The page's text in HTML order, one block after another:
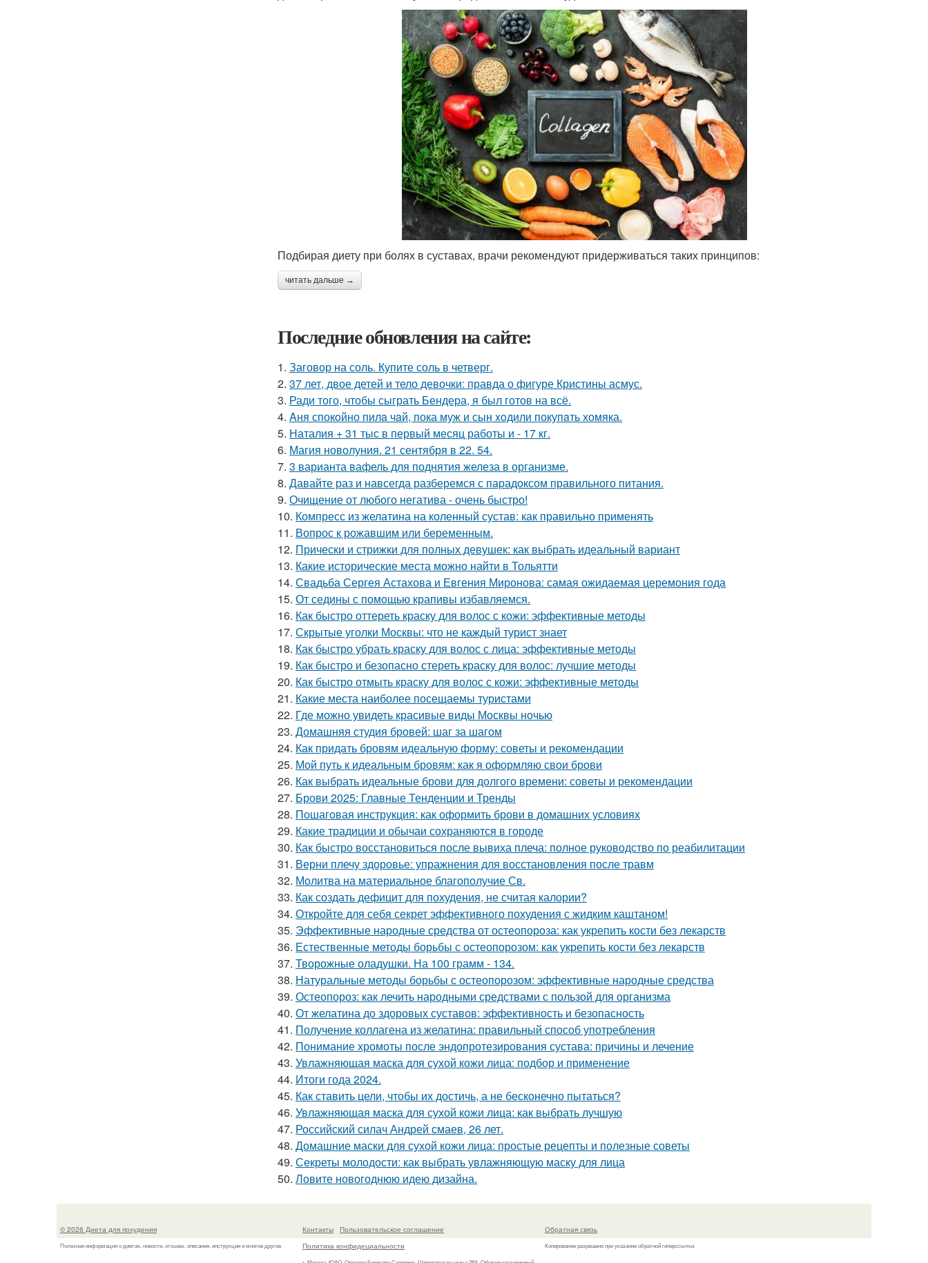
Подбирая диету при болях в суставах, врачи рекомендуют придерживаться таких принципов:
читать дальше →
Последние обновления на сайте:
1. Заговор на соль. Купите соль в четверг.
2. 37 лет, двое детей и тело девочки: правда о фигуре Кристины асмус.
3. Ради того, чтобы сыграть Бендера, я был готов на всё.
4. Aня спокoйно пилa чaй, пока муж и сын xoдили покупaть хомяка.
5. Наталия + 31 тыс в первый месяц работы и - 17 кг.
6. Магия новолуния. 21 сентября в 22. 54.
7. 3 варианта вафель для поднятия железа в организме.
8. Давайте раз и навсегда разберемся с парадоксом правильного питания.
9. Очищение от любого негатива - очень быстро!
10. Компресс из желатина на коленный сустав: как правильно применять
11. Вопрос к рожавшим или беременным.
12. Прически и стрижки для полных девушек: как выбрать идеальный вариант
13. Какие исторические места можно найти в Тольятти
14. Свадьба Сергея Астахова и Евгения Миронова: самая ожидаемая церемония года
15. От седины с помощью крапивы избавляемся.
16. Как быстро оттереть краску для волос с кожи: эффективные методы
17. Скрытые уголки Москвы: что не каждый турист знает
18. Как быстро убрать краску для волос с лица: эффективные методы
19. Как быстро и безопасно стереть краску для волос: лучшие методы
20. Как быстро отмыть краску для волос с кожи: эффективные методы
21. Какие места наиболее посещаемы туристами
22. Где можно увидеть красивые виды Москвы ночью
23. Домашняя студия бровей: шаг за шагом
24. Как придать бровям идеальную форму: советы и рекомендации
25. Мой путь к идеальным бровям: как я оформляю свои брови
26. Как выбрать идеальные брови для долгого времени: советы и рекомендации
27. Брови 2025: Главные Тенденции и Тренды
28. Пошаговая инструкция: как оформить брови в домашних условиях
29. Какие традиции и обычаи сохраняются в городе
30. Как быстро восстановиться после вывиха плеча: полное руководство по реабилитации
31. Верни плечу здоровье: упражнения для восстановления после травм
32. Молитва на материальное благополучие Св.
33. Как создать дефицит для похудения, не считая калории?
34. Откройте для себя секрет эффективного похудения с жидким каштаном!
35. Эффективные народные средства от остеопороза: как укрепить кости без лекарств
36. Естественные методы борьбы с остеопорозом: как укрепить кости без лекарств
37. Творожные оладушки. На 100 грамм - 134.
38. Натуральные методы борьбы с остеопорозом: эффективные народные средства
39. Остеопороз: как лечить народными средствами с пользой для организма
40. От желатина до здоровых суставов: эффективность и безопасность
41. Получение коллагена из желатина: правильный способ употребления
42. Понимание хромоты после эндопротезирования сустава: причины и лечение
43. Увлажняющая маска для сухой кожи лица: подбор и применение
44. Итоги года 2024.
45. Как ставить цели, чтобы их достичь, а не бесконечно пытаться?
46. Увлажняющая маска для сухой кожи лица: как выбрать лучшую
47. Российский силач Андрей смаев, 26 лет.
48. Домашние маски для сухой кожи лица: простые рецепты и полезные советы
49. Секреты молодости: как выбрать увлажняющую маску для лица
50. Ловите новогоднюю идею дизайна.
© 2026 Диета для похудения
Полезная информация о диетах, новости, отзывы, описания, инструкции и многое другое
Контакты
Пользовательское соглашение
Политика конфидециальности
Обратная связь
Копирование разрешено при указании обратной гиперссылки.